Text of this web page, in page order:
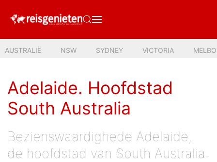
AUSTRALIË NSW SYDNEY VICTORIA
Adelaide. Hoofdstad
South Australia
Bezienswaardighede Adelaide,
de hoofdstad van South Australia.